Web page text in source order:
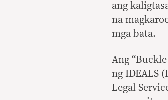
ang
na
mga bata.
Ang
ng IDEALS
Legal